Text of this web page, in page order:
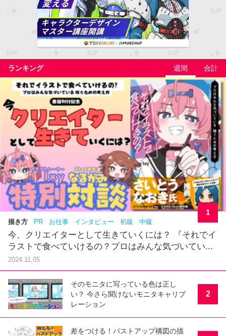
ランキング 週間 合計
描き方 PR お仕事 インタビュー 初級 中級
今、クリエイターとして生きていくには？ 『それでイ
ラストで食べていけるの？プロはみんな気づいてい...
2024.11.05
1
そのモニタに写っている色は正し
い？ 今さら聞けないモニタキャリブ
レーション
2
差をつける！バストアップ構図の描